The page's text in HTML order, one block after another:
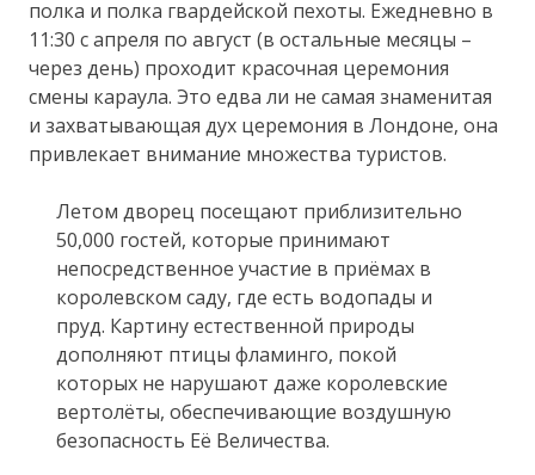
полка и полка гвардейской пехоты. Ежедневно в
11:30 с апреля по август (в остальные месяцы –
через день) проходит красочная церемония
смены караула. Это едва ли не самая знаменитая
и захватывающая дух церемония в Лондоне, она
привлекает внимание множества туристов.
Летом дворец посещают приблизительно
50,000 гостей, которые принимают
непосредственное участие в приёмах в
королевском саду, где есть водопады и
пруд. Картину естественной природы
дополняют птицы фламинго, покой
которых не нарушают даже королевские
вертолёты, обеспечивающие воздушную
безопасность Её Величества.